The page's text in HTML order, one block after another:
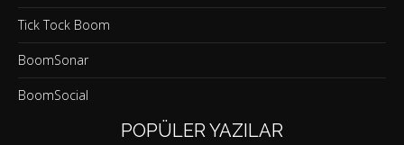
Tick Tock Boom
BoomSonar
BoomSocial
POPÜLER YAZILAR